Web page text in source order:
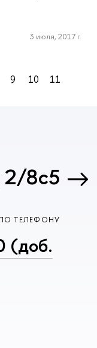
3 июля, 2017 г.
9 10
11
2/8с5
ТЕЛЕФОНУ
(доб.